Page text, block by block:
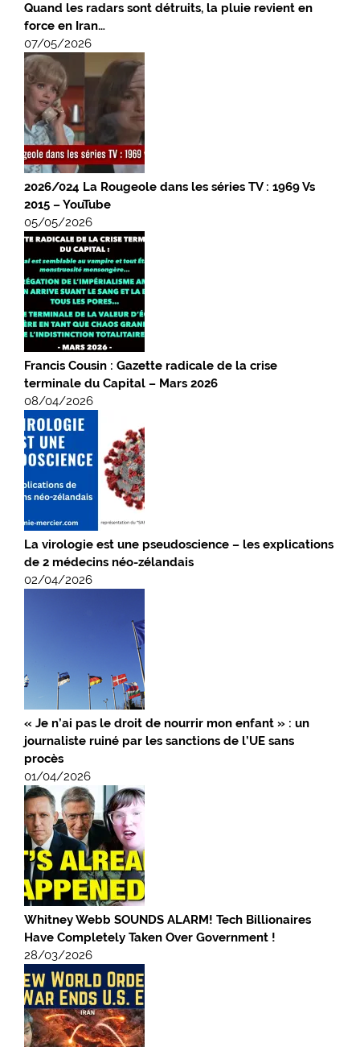
Quand les radars sont détruits, la pluie revient en
force en Iran…
07/05/2026
2026/024 La Rougeole dans les séries TV : 1969 Vs
2015 – YouTube
05/05/2026
Francis Cousin : Gazette radicale de la crise
terminale du Capital – Mars 2026
08/04/2026
La virologie est une pseudoscience – les explications
de 2 médecins néo-zélandais
02/04/2026
« Je n’ai pas le droit de nourrir mon enfant » : un
journaliste ruiné par les sanctions de l’UE sans
procès
01/04/2026
Whitney Webb SOUNDS ALARM! Tech Billionaires
Have Completely Taken Over Government !
28/03/2026